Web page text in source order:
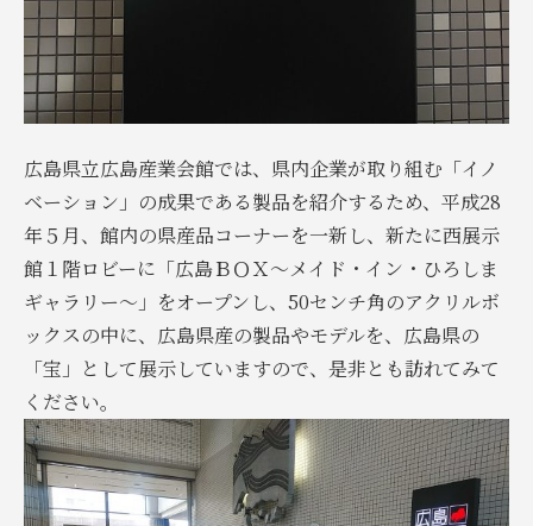
広島県立広島産業会館では、県内企業が取り組む「イノ
ベーション」の成果である製品を紹介するため、平成28
年５月、館内の県産品コーナーを一新し、新たに西展示
館１階ロビーに「広島ＢＯＸ～メイド・イン・ひろしま
ギャラリー～」をオープンし、50センチ角のアクリルボ
ックスの中に、広島県産の製品やモデルを、広島県の
「宝」として展示していますので、是非とも訪れてみて
ください。